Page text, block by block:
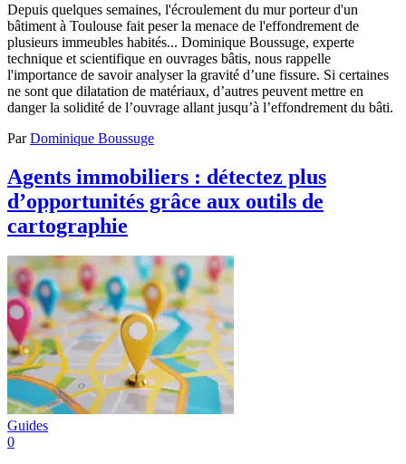
Depuis quelques semaines, l'écroulement du mur porteur d'un
bâtiment à Toulouse fait peser la menace de l'effondrement de
plusieurs immeubles habités... Dominique Boussuge, experte
technique et scientifique en ouvrages bâtis, nous rappelle
l'importance de savoir analyser la gravité d’une fissure. Si certaines
ne sont que dilatation de matériaux, d’autres peuvent mettre en
danger la solidité de l’ouvrage allant jusqu’à l’effondrement du bâti.
ParDominique Boussuge
Agents immobiliers : détectez plus
d’opportunités grâce aux outils de
cartographie
Guides
0